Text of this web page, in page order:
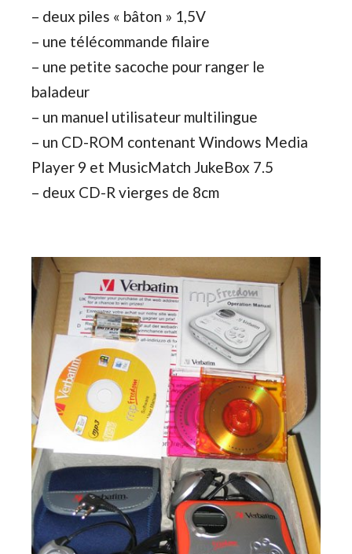
– deux piles « bâton » 1,5V
– une télécommande filaire
– une petite sacoche pour ranger le
baladeur
– un manuel utilisateur multilingue
– un CD-ROM contenant Windows Media
Player 9 et MusicMatch JukeBox 7.5
– deux CD-R vierges de 8cm